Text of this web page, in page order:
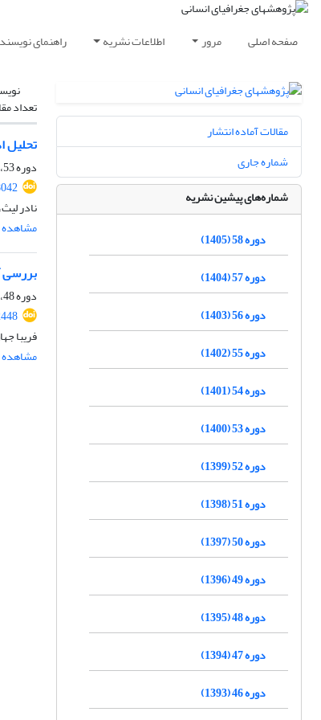
صفحه اصلی مرور اطلاعات نشریه راهنمای
تعداد
تحلیل
دوره 53، شماره 3، پاییز 1400، صفحه
نادر
مشاهده
بررسی
دوره 48، شماره 3، پاییز 1395، صفحه
فریبا
مشاهده
مقالات آماده انتشار
شماره جاری
شماره‌های پیشین نشریه
دوره 58 (1405)
دوره 57 (1404)
دوره 56 (1403)
دوره 55 (1402)
دوره 54 (1401)
دوره 53 (1400)
دوره 52 (1399)
دوره 51 (1398)
دوره 50 (1397)
دوره 49 (1396)
دوره 48 (1395)
دوره 47 (1394)
دوره 46 (1393)